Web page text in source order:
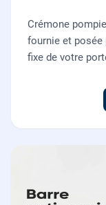
Crémone
fournie et posée
fixe de votre